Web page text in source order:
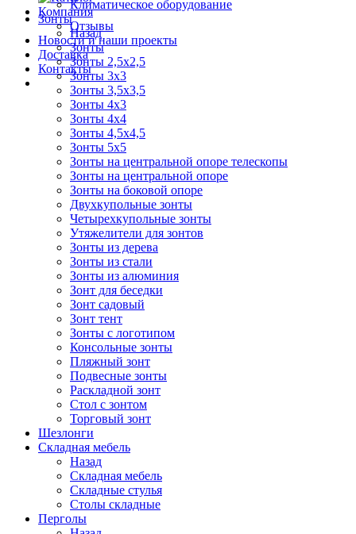
Компания
Отзывы
Новости и наши проекты
Доставка
Контакты
Климатическое оборудование
Зонты
Назад
Зонты
Зонты 2,5х2,5
Зонты 3х3
Зонты 3,5х3,5
Зонты 4х3
Зонты 4х4
Зонты 4,5х4,5
Зонты 5х5
Зонты на центральной опоре телескопы
Зонты на центральной опоре
Зонты на боковой опоре
Двухкупольные зонты
Четырехкупольные зонты
Утяжелители для зонтов
Зонты из дерева
Зонты из стали
Зонты из алюминия
Зонт для беседки
Зонт садовый
Зонт тент
Зонты с логотипом
Консольные зонты
Пляжный зонт
Подвесные зонты
Раскладной зонт
Стол с зонтом
Торговый зонт
Шезлонги
Складная мебель
Назад
Складная мебель
Складные стулья
Столы складные
Перголы